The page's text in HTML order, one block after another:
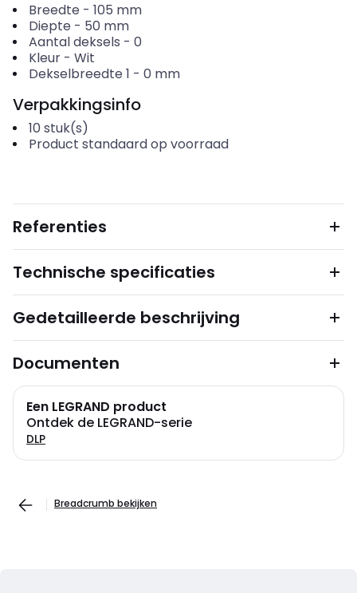
Breedte - 105 mm
Diepte - 50 mm
Aantal deksels - 0
Kleur- Wit
Dekselbreedte 1 - 0 mm
Verpakkingsinfo
10 stuk(s)
Product standaard op voorraad
Referenties
Technische specificaties
Gedetailleerde beschrijving
Documenten
Een LEGRAND product
Ontdek de LEGRAND-serie
DLP
Breadcrumb bekijken